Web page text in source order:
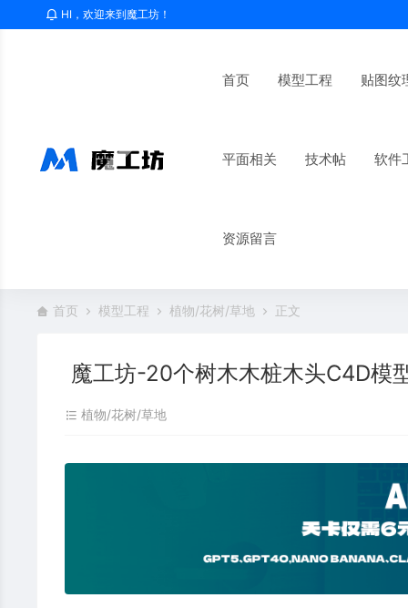
HI，欢迎来到魔工坊！
首页 模型工程 贴图纹
平面相关 技术帖 软件
资源留言
首页 模型工程 植物/花树/草地 正文
魔工坊-20个树木木桩木头C4D模
植物/花树/草地